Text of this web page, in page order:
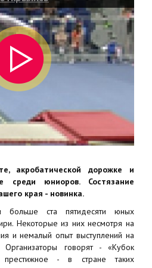
соревнования
акробатической дорожке и
среди юниоров. Состязание
края - новинка.
больше ста пятидесяти юных
Некоторые из них несмотря на
и немалый опыт выступлений на
говорят - «Кубок
престижное - в стране таких